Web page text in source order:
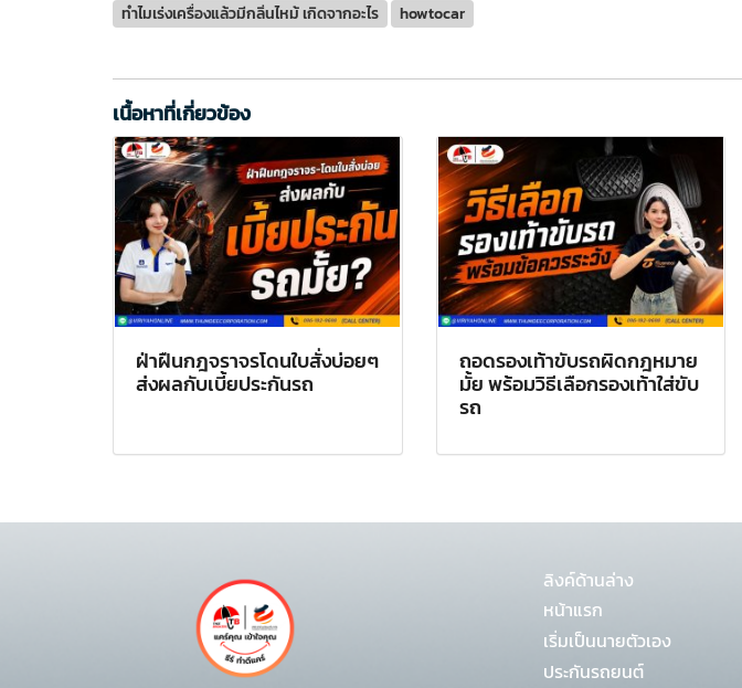
ทำไมเร่งเครื่องแล้วมีกลิ่นไหม้ เกิดจากอะไร howtocar
เนื้อหาที่เกี่ยวข้อง
ฝ่าฝืนกฎจราจรโดนใบสั่งบ่อยๆ
ส่งผลกับเบี้ยประกันรถ
ถอดรองเท้าขับรถผิดกฎหมาย
มั้ย พร้อมวิธีเลือกรองเท้าใส่ขับ
รถ
ลิงค์ด้านล่าง
หน้าแรก
เริ่มเป็นนายตัวเอง
ประกันรถยนต์